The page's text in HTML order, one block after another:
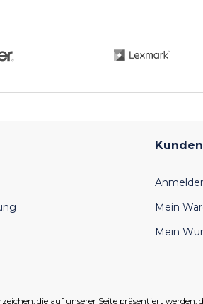
Mein
Mein
die auf unserer Seite präsentiert werden,